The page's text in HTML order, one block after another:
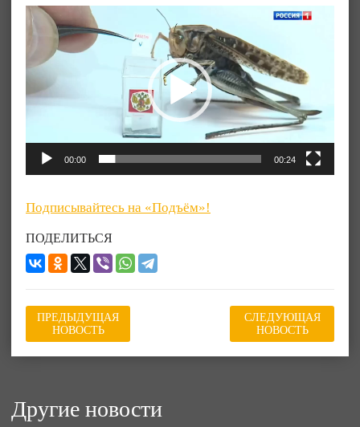
Видеоплеер
00:00 00:24
Подписывайтесь на «Подъём»!
ПОДЕЛИТЬСЯ
ПРЕДЫДУЩАЯ
НОВОСТЬ
СЛЕДУЮЩАЯ
НОВОСТЬ
Другие новости